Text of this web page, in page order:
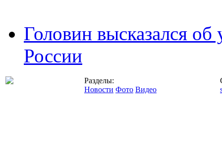
Головин высказался
России
Разделы:
Новости Фото Видео